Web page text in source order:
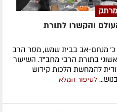
והקשרו לתורת
כ' מנחם-אב בבית שמש, מסר הרב
בתורת הרבי מחב"ד. השיעור
להמחשת הלכות קידוש
לסיפור המלא